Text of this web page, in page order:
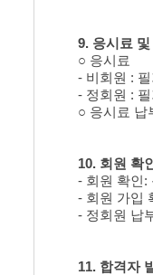
9. 응시료
○ 응시료
- 비회원 :
- 정회원 :
○ 응시료 납
10. 회원 확
- 회원 확인:
- 회원 가입
- 정회원 납
11. 합격자